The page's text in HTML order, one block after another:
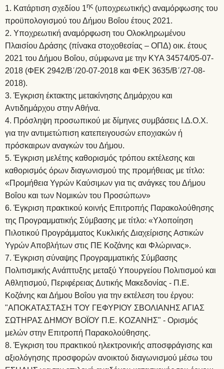
Κατάρτιση σχεδίου 1ης (υποχρεωτικής) αναμόρφωσης του
προϋπολογισμού του Δήμου Βοΐου έτους 2021.
Υποχρεωτική αναμόρφωση του Ολοκληρωμένου
Πλαισίου Δράσης (πίνακα στοχοθεσίας – ΟΠΔ) οικ. έτους
2021 του Δήμου Βοΐου, σύμφωνα με την ΚΥΑ 34574/05-07-
2018 (ΦΕΚ 2942/Β΄/20-07-2018 και ΦΕΚ 3635/Β΄/27-08-
2018).
Έγκριση έκτακτης μετακίνησης Δημάρχου και
Αντιδημάρχου στην Αθήνα.
Πρόσληψη προσωπικού με δίμηνες συμβάσεις Ι.Δ.Ο.Χ.
για την αντιμετώπιση κατεπειγουσών εποχιακών ή
πρόσκαιρων αναγκών του Δήμου.
Έγκριση μελέτης καθορισμός τρόπου εκτέλεσης και
καθορισμός όρων διαγωνισμού της προμήθειας με τίτλο:
«Προμήθεια Υγρών Καύσιμων για τις ανάγκες του Δήμου
Βοΐου και των Νομικών του Προσώπων»
Έγκριση πρακτικού κοινής Επιτροπής Παρακολούθησης
της Προγραμματικής Σύμβασης με τίτλο: «Υλοποίηση
Πιλοτικού Προγράμματος Κυκλικής Διαχείρισης Αστικών
Υγρών Αποβλήτων στις ΠΕ Κοζάνης και Φλώρινας».
Έγκριση σύναψης Προγραμματικής Σύμβασης
Πολιτισμικής Ανάπτυξης μεταξύ Υπουργείου Πολιτισμού και
Αθλητισμού, Περιφέρειας Δυτικής Μακεδονίας - Π.Ε.
Κοζάνης και Δήμου Βοΐου για την εκτέλεση του έργου:
"ΑΠΟΚΑΤΑΣΤΑΣΗ ΤΟΥ ΓΕΦΥΡΙΟΥ ΣΒΟΛΙΑΝΗΣ ΑΓΙΑΣ
ΣΩΤΗΡΑΣ ΔΗΜΟΥ ΒΟΪΟΥ Π.Ε. ΚΟΖΑΝΗΣ" - Ορισμός
μελών στην Επιτροπή Παρακολούθησης.
Έγκριση του πρακτικού ηλεκτρονικής αποσφράγισης και
αξιολόγησης προσφορών ανοικτού διαγωνισμού μέσω του